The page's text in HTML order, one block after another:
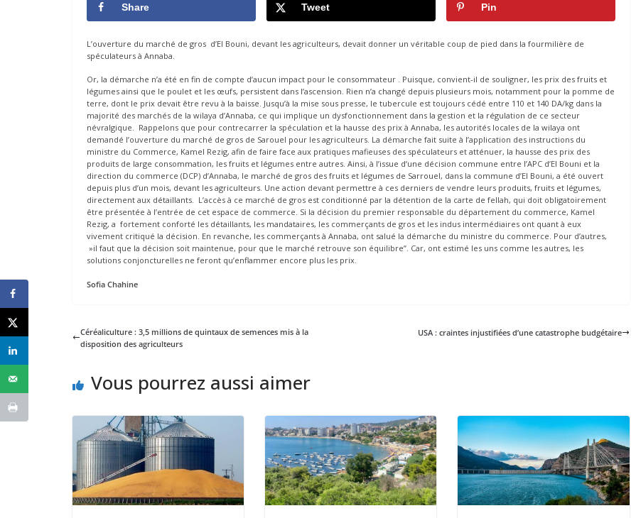
Share Tweet Pin
L’ouverture du marché de gros d’El Bouni, devant les agriculteurs, devait donner un véritable coup de pied dans la fourmilière de
spéculateurs à Annaba.
Or, la démarche n’a été en fin de compte d’aucun impact pour le consommateur . Puisque, convient-il de souligner, les prix des fruits et
légumes ainsi que le poulet et les œufs, persistent dans l’ascension. Rien n’a changé depuis plusieurs mois, notamment pour la pomme de
terre, dont le prix devait être revu à la baisse. Jusqu’à la mise sous presse, le tubercule est toujours cédé entre 110 et 140 DA/kg dans la
majorité des marchés de la wilaya d’Annaba, ce qui implique un dysfonctionnement dans la gestion et la régulation de ce secteur
névralgique. Rappelons que pour contrecarrer la spéculation et la hausse des prix à Annaba, les autorités locales de la wilaya ont
demandé l’ouverture du marché de gros de Sarouel pour les agriculteurs. La démarche fait suite à l’application des instructions du
ministre du Commerce, Kamel Rezig, afin de faire face aux pratiques mafieuses des spéculateurs et atténuer, la hausse des prix des
produits de large consommation, les fruits et légumes entre autres. Ainsi, à l’issue d’une décision commune entre l’APC d’El Bouni et la
direction du commerce (DCP) d’Annaba, le marché de gros des fruits et légumes de Sarrouel, dans la commune d’El Bouni, a été ouvert
depuis plus d’un mois, devant les agriculteurs. Une action devant permettre à ces derniers de vendre leurs produits, fruits et légumes,
directement aux détaillants. L’accès à ce marché de gros est conditionné par la détention de la carte de fellah, qui doit obligatoirement
être présentée à l’entrée de cet espace de commerce. Si la décision du premier responsable du département du commerce, Kamel
Rezig, a fortement conforté les détaillants, les mandataires, les commerçants de gros et les indus intermédiaires ont quant à eux
vivement critiqué la décision. En revanche, les commerçants à Annaba, ont salué la démarche du ministre du commerce. Pour d’autres,
»il faut que la décision soit maintenue, pour que le marché retrouve son équilibre’’. Car, ont estimé les uns comme les autres, les
solutions conjoncturelles ne feront qu’enflammer encore plus les prix.
Sofia Chahine
Céréaliculture : 3,5 millions de quintaux de semences mis à la
disposition des agriculteurs
USA : craintes injustifiées d’une catastrophe budgétaire
Vous pourrez aussi aimer